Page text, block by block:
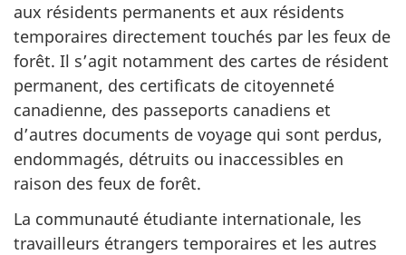
aux résidents permanents et aux résidents
temporaires directement touchés par les feux de
forêt. Il s’agit notamment des cartes de résident
permanent, des certificats de citoyenneté
canadienne, des passeports canadiens et
d’autres documents de voyage qui sont perdus,
endommagés, détruits ou inaccessibles en
raison des feux de forêt.
La communauté étudiante internationale, les
travailleurs étrangers temporaires et les autres